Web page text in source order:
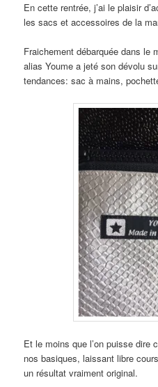
En cette rentrée, j’ai le plaisir
les sacs et accessoires de la
Fraichement débarquée dans le
alias Youme a jeté son dévolu
tendances: sac à mains,
Et le moins que l’on puisse dire
nos basiques, laissant libre
un résultat vraiment original.